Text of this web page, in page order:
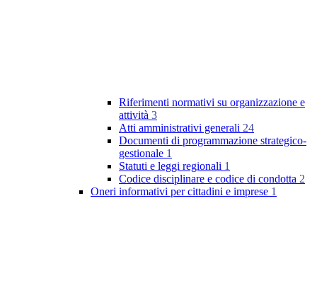
Riferimenti normativi su organizzazione e
attività 3
Atti amministrativi generali 24
Documenti di programmazione strategico-
gestionale 1
Statuti e leggi regionali 1
Codice disciplinare e codice di condotta 2
Oneri informativi per cittadini e imprese 1